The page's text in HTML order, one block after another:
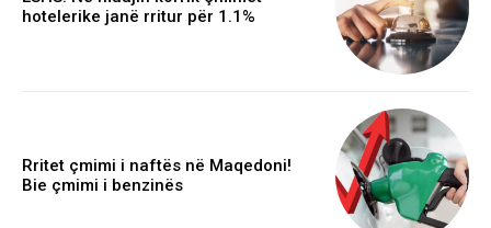
hotelerike janë rritur për 1.1%
Rritet çmimi i naftës në Maqedoni!
Bie çmimi i benzinës